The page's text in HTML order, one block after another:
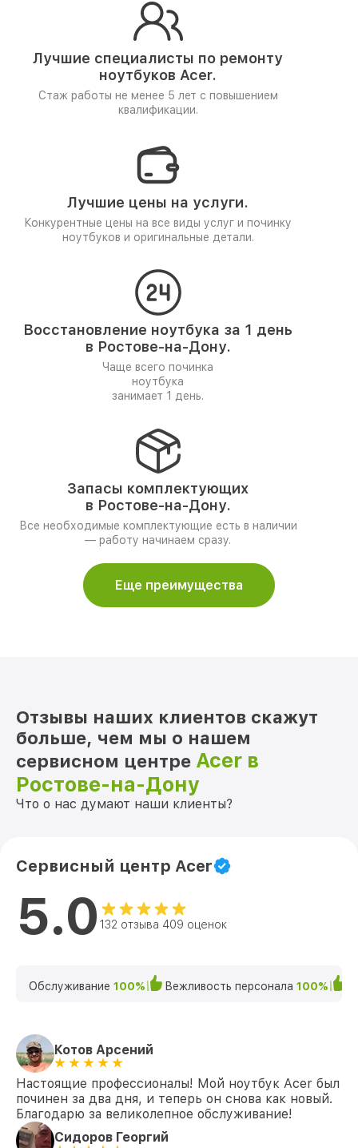
Лучшие специалисты по ремонту
ноутбуков Acer.
Стаж работы не менее 5 лет с повышением
квалификации.
Лучшие цены на услуги.
Конкурентные цены на все виды услуг и починку
ноутбуков и оригинальные детали.
Восстановление ноутбука за 1 день
в Ростове-на-Дону.
Чаще всего починка
ноутбука
занимает 1 день.
Запасы комплектующих
в Ростове-на-Дону.
Все необходимые комплектующие есть в наличии
— работу начинаем сразу.
Еще преимущества
Отзывы наших клиентов скажут
больше, чем мы о нашем
сервисном центре Acer в
Ростове-на-Дону
Что о нас думают наши клиенты?
Сервисный центр Acer
5.0 132 отзыва 409 оценок
Обслуживание 100% Вежливость персонала 100%
Котов Арсений
Настоящие профессионалы! Мой ноутбук Acer был
починен за два дня, и теперь он снова как новый.
Благодарю за великолепное обслуживание!
Сидоров Георгий